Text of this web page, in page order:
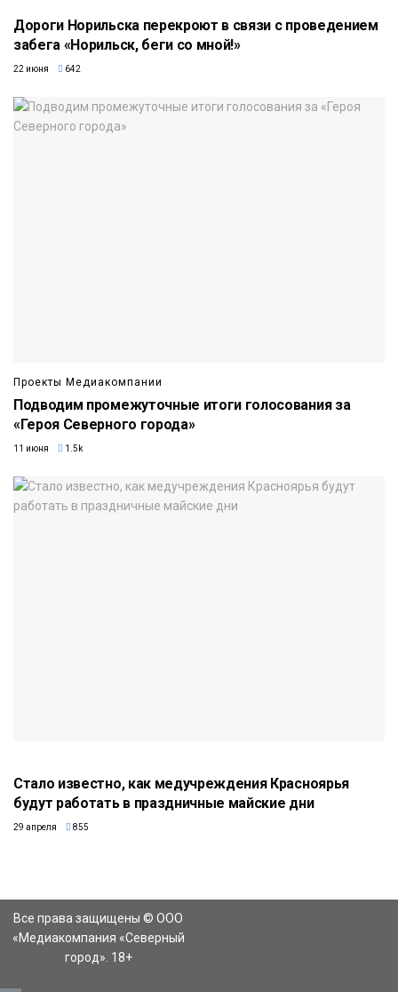
Дороги Норильска перекроют в связи с проведением
забега «Норильск, беги со мной!»
22 июня 642
Проекты Медиакомпании
Подводим промежуточные итоги голосования за
«Героя Северного города»
11 июня 1.5k
Стало известно, как медучреждения Красноярья
будут работать в праздничные майские дни
29 апреля 855
Все права защищены © ООО
«Медиакомпания «Северный
город». 18+